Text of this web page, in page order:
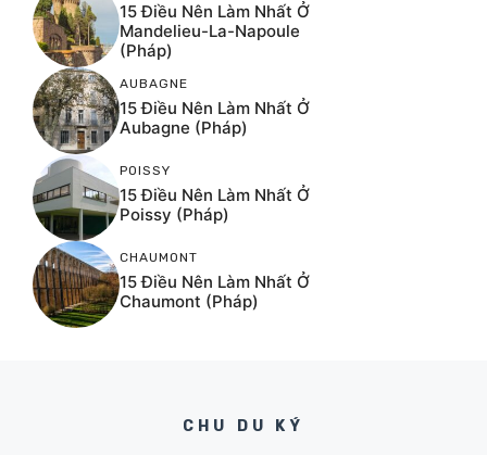
15 Điều Nên Làm Nhất Ở
Mandelieu-La-Napoule
(Pháp)
AUBAGNE
15 Điều Nên Làm Nhất Ở
Aubagne (Pháp)
POISSY
15 Điều Nên Làm Nhất Ở
Poissy (Pháp)
CHAUMONT
15 Điều Nên Làm Nhất Ở
Chaumont (Pháp)
CHU DU KÝ